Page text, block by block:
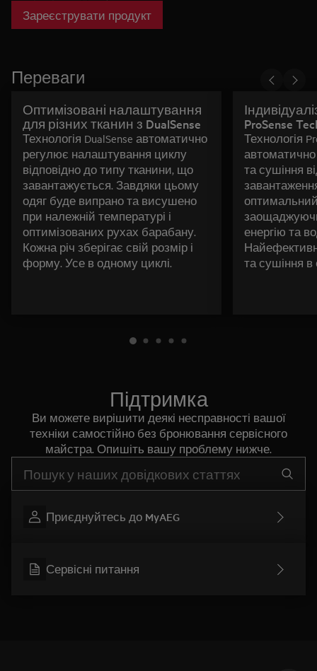
Офіційні правила
Зареєструвати продукт
Переваги
Оптимізовані налаштування
для різних тканин з DualSense
Технологія DualSense автоматично
регулює налаштування циклу
відповідно до типу тканини, що
завантажується. Завдяки цьому
одяг буде випрано та висушено
при належній температурі і
оптимізованих рухах барабану.
Кожна річ зберігає свій розмір і
форму. Усе в одному циклі.
ProSense
Технологія
та сушіння
енергію та
та сушіння в
Підтримка
Ви можете вирішити деякі несправності вашої
техніки самостійно без бронювання сервісного
майстра. Опишіть вашу проблему нижче.
Приєднуйтесь до MyAEG
Сервісні питання